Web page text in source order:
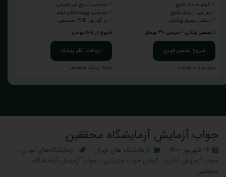
✅ فهم ساده نتایج
✅ بررسی ارتباط نتایج
✅ تحلیل عمیق پزشکی
۱ تفسیر رایگان • سپس ۳۰ تومان
شروع تفسیر فوری
بدون نیاز به ثبت‌نام
✅ مناسب نتایج غیرطبیعی
✅ مناسب پرونده‌های مهم
✅ با گزارش PDF تخصصی
شروع از ۱۹۵ تومان
دریافت نظر پزشک
توسط پزشک متخصص
جواب آزمایش آزمایشگاه محققین
۱۴ شهریور ۱۴۰۰ آزمایشگاه‌ های تهران آزمایشگاه‌های تهران ،
جواب آزمایش آنلاین ، گرفتن جواب اینترنتی ، جواب آزمایش آزمایشگاه
محققین